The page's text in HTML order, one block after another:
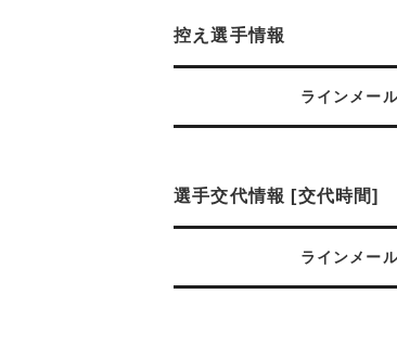
控え選手情報
ラインメー
選手交代情報 [交代時間]
ラインメー